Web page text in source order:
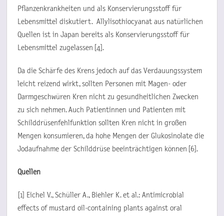
Pflanzenkrankheiten und als Konservierungsstoff für
Lebensmittel diskutiert. Allylisothiocyanat aus natürlichen
Quellen ist in Japan bereits als Konservierungsstoff für
Lebensmittel zugelassen [4].
Da die Schärfe des Krens jedoch auf das Verdauungssystem
leicht reizend wirkt, sollten Personen mit Magen- oder
Darmgeschwüren Kren nicht zu gesundheitlichen Zwecken
zu sich nehmen. Auch Patientinnen und Patienten mit
Schilddrüsenfehlfunktion sollten Kren nicht in großen
Mengen konsumieren, da hohe Mengen der Glukosinolate die
Jodaufnahme der Schilddrüse beeinträchtigen können [6].
Quellen
[1] Eichel V., Schüller A., Biehler K. et al.: Antimicrobial
effects of mustard oil-containing plants against oral